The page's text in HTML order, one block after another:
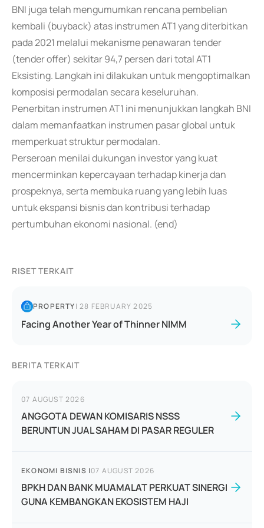
BNI juga telah mengumumkan rencana pembelian
kembali (buyback) atas instrumen AT1 yang diterbitkan
pada 2021 melalui mekanisme penawaran tender
(tender offer) sekitar 94,7 persen dari total AT1
Eksisting. Langkah ini dilakukan untuk mengoptimalkan
komposisi permodalan secara keseluruhan.
Penerbitan instrumen AT1 ini menunjukkan langkah BNI
dalam memanfaatkan instrumen pasar global untuk
memperkuat struktur permodalan.
Perseroan menilai dukungan investor yang kuat
mencerminkan kepercayaan terhadap kinerja dan
prospeknya, serta membuka ruang yang lebih luas
untuk ekspansi bisnis dan kontribusi terhadap
pertumbuhan ekonomi nasional. (end)
RISET TERKAIT
PROPERTY|28 FEBRUARY 2025
Facing Another Year of Thinner NIMM
BERITA TERKAIT
07 AUGUST 2026
ANGGOTA DEWAN KOMISARIS NSSS
BERUNTUN JUAL SAHAM DI PASAR REGULER
EKONOMI BISNIS |07 AUGUST 2026
BPKH DAN BANK MUAMALAT PERKUAT SINERGI
GUNA KEMBANGKAN EKOSISTEM HAJI